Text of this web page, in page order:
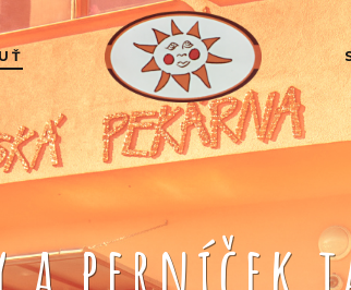
a perníček